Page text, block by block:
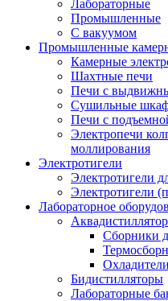
Лабораторные
Промышленные
С вакуумом
Промышленные
Камерные
Шахтные печи
Печи с
Сушильные
Печи с
Электропечи
моллирования
Электротигели
Электротигели
Электротигели
Лабораторное
Сборники
Бидистилляторы
Лабораторные